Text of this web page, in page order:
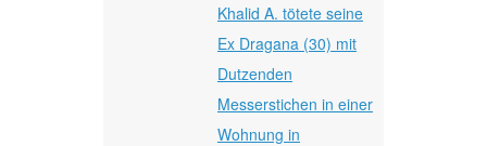
Khalid A. tötete seine
Ex Dragana (30) mit
Dutzenden
Messerstichen in einer
Wohnung in